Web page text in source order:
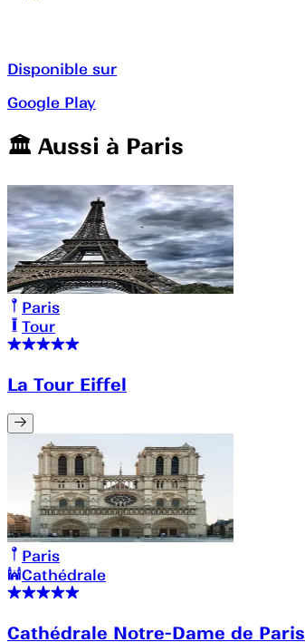
Disponible sur
Google Play
🏛️️ Aussi à Paris
Paris
Tour
La Tour Eiffel
Paris
Cathédrale
Cathédrale Notre-Dame de Paris